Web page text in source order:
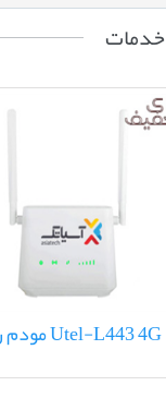
خدمات
ادمین اینستاگرام